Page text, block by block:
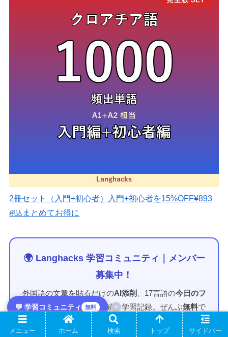
2冊セット（入門+初心者） 入門+初心者を15%OFF¥893
税込 まとめてお得に
🌍 Langhacks 学習コミュニティ｜メンバー
募集中！
外国語の文章を貼るだけのAI添削 、17言語の今日のフ
レーズ 毎朝配信、ゆるく続く学習記録。ぜんぶ無料で
使えます。
💬 学習コミュニティ 無料 ×
メニュー ホーム 検索 トップ サイドバー